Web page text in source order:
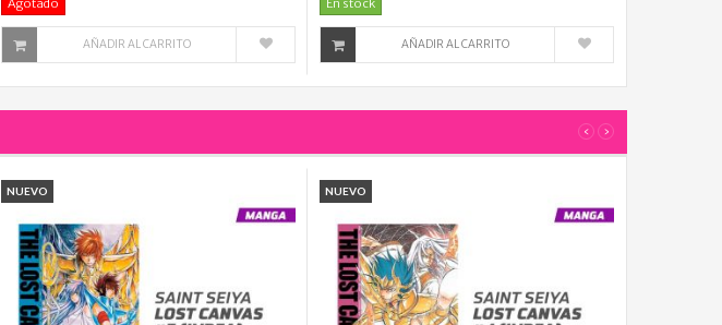
Agotado
AÑADIR AL CARRITO
En stock
AÑADIR AL CARRITO
‹ ›
NUEVO NUEVO